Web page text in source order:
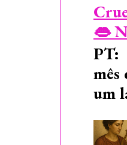
👄
PT:
um